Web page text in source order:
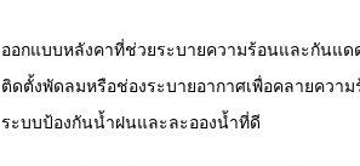
ออกแบบหลังคาที่ช่วยระบายความร้อนและกันแด
ติดตั้งพัดลมหรือช่องระบายอากาศเพื่อคลายควา
ระบบป้องกันน้ำฝนและละอองน้ำที่ดี